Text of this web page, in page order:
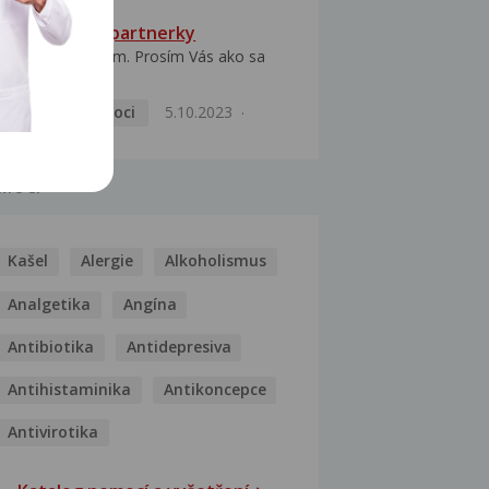
HPV typ 52 u partnerky
Dobrý deň prajem. Prosím Vás ako sa
Pohlavní nemoci
5.10.2023
Kašel Alergie Alkoholismus
Analgetika Angína
Antibiotika Antidepresiva
Antihistaminika Antikoncepce
Antivirotika